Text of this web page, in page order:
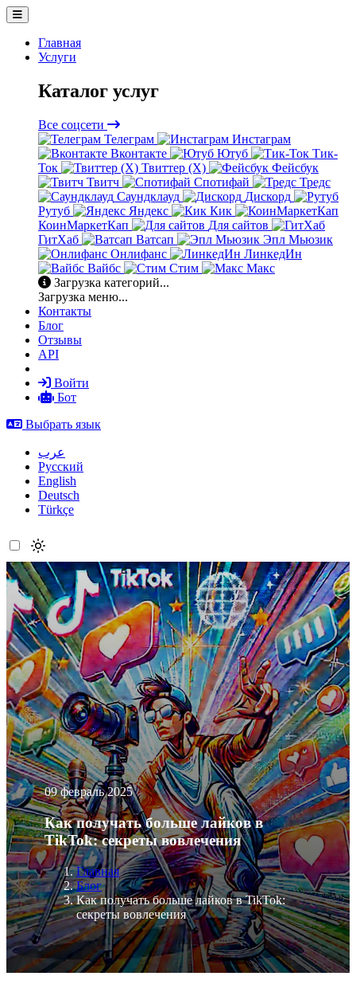
Главная
Услуги
Каталог услуг
Все соцсети
Телеграм
Инстаграм
Вконтакте
Ютуб
Тик-
Ток
Твиттер (X)
Фейсбук
Твитч
Спотифай
Тредс
Саундклауд
Дискорд
Рутуб
Яндекс
Кик
КоинМаркетКап
Для сайтов
ГитХаб
Ватсап
Эпл Мьюзик
Онлифанс
ЛинкедИн
Вайбс
Стим
Макс
Загрузка категорий...
Загрузка меню...
Контакты
Блог
Отзывы
API
Войти
Бот
Выбрать язык
عرب
Русский
English
Deutsch
Türkçe
09 февраль 2025
Как получать больше лайков в
TikTok: секреты вовлечения
Главная
Блог
Как получать больше лайков в TikTok:
секреты вовлечения